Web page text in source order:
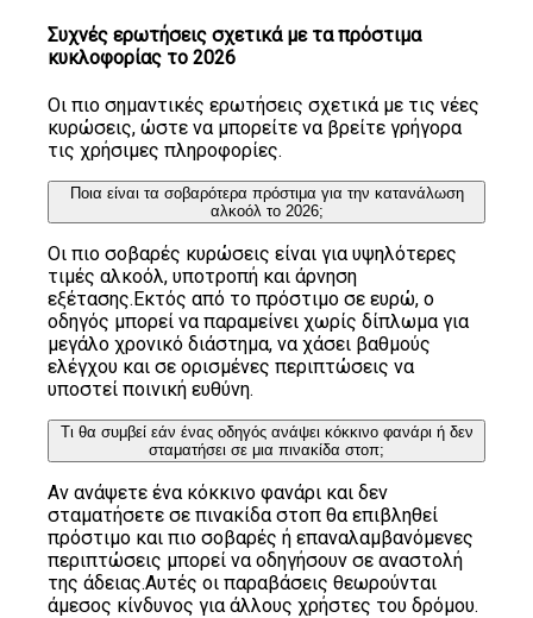
Συχνές ερωτήσεις σχετικά με τα πρόστιμα
κυκλοφορίας το 2026
Οι πιο σημαντικές ερωτήσεις σχετικά με τις νέες
κυρώσεις, ώστε να μπορείτε να βρείτε γρήγορα
τις χρήσιμες πληροφορίες.
Ποια είναι τα σοβαρότερα πρόστιμα για την κατανάλωση
αλκοόλ το 2026;
Οι πιο σοβαρές κυρώσεις είναι για υψηλότερες
τιμές αλκοόλ, υποτροπή και άρνηση
εξέτασης.Εκτός από το πρόστιμο σε ευρώ, ο
οδηγός μπορεί να παραμείνει χωρίς δίπλωμα για
μεγάλο χρονικό διάστημα, να χάσει βαθμούς
ελέγχου και σε ορισμένες περιπτώσεις να
υποστεί ποινική ευθύνη.
Τι θα συμβεί εάν ένας οδηγός ανάψει κόκκινο φανάρι ή δεν
σταματήσει σε μια πινακίδα στοπ;
Αν ανάψετε ένα κόκκινο φανάρι και δεν
σταματήσετε σε πινακίδα στοπ θα επιβληθεί
πρόστιμο και πιο σοβαρές ή επαναλαμβανόμενες
περιπτώσεις μπορεί να οδηγήσουν σε αναστολή
της άδειας.Αυτές οι παραβάσεις θεωρούνται
άμεσος κίνδυνος για άλλους χρήστες του δρόμου.